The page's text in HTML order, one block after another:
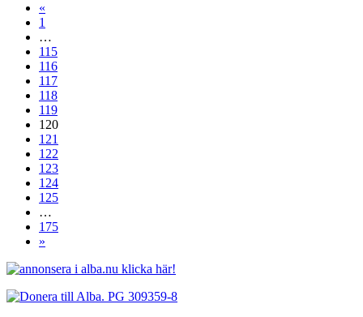
«
1
…
115
116
117
118
119
120
121
122
123
124
125
…
175
»